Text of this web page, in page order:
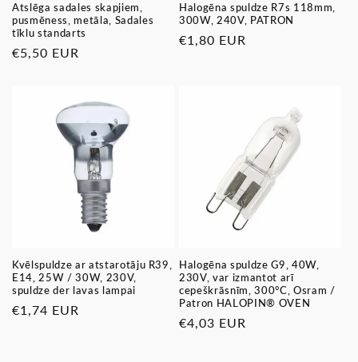
Atslēga sadales skapjiem,
pusmēness, metāla, Sadales
tīklu standarts
Parastā
€5,50 EUR
Halogēna spuldze R7s 118mm,
300W, 240V, PATRON
Parastā
€1,80 EUR
Kvēlspuldze ar atstarotāju R39,
E14, 25W / 30W, 230V,
spuldze der lavas lampai
Parastā
€1,74 EUR
Halogēna spuldze G9, 40W,
230V, var izmantot arī
cepeškrāsnīm, 300°C, Osram /
Patron HALOPIN® OVEN
Parastā
€4,03 EUR